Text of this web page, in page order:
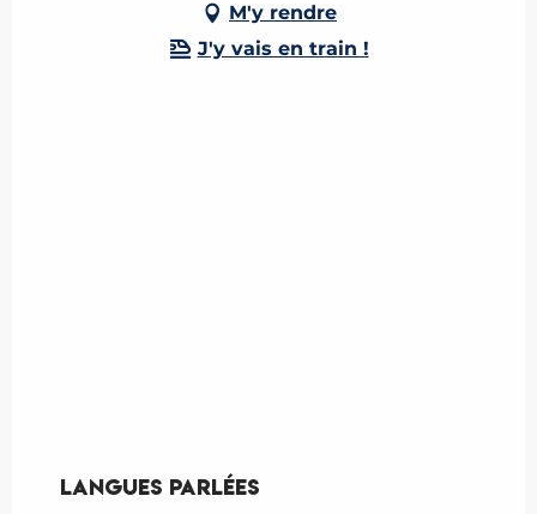
M'y rendre
J'y vais en train !
Langues parlées
Langues parlées